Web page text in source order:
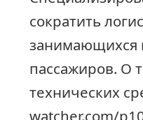
сократить
занимающихся
пассажиров. О
технических
watcher.com/